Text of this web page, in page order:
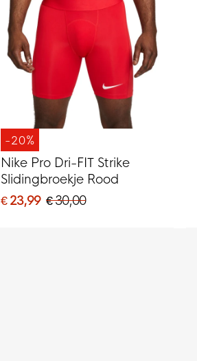
-20%
Nike Pro Dri-FIT Strike
Slidingbroekje Rood
€ 23,99 € 30,00